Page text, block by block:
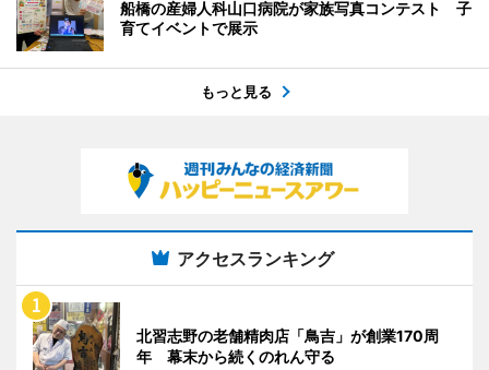
船橋の産婦人科山口病院が家族写真コンテスト 子
育てイベントで展示
もっと見る
アクセスランキング
北習志野の老舗精肉店「鳥吉」が創業170周
年 幕末から続くのれん守る